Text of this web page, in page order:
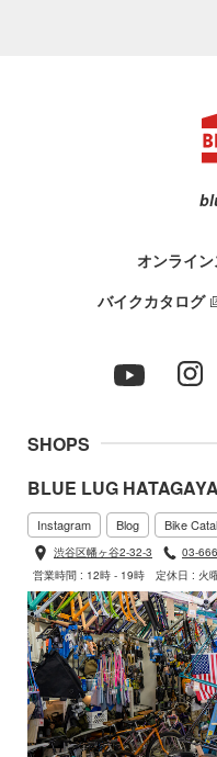
オンライ
バイクカタログ
SHOPS
BLUE LUG HATAGAYA
Instagram Blog Bike
渋谷区幡ヶ谷2-32-3
03-
営業時間 : 12時 - 19時
定休日 : 火